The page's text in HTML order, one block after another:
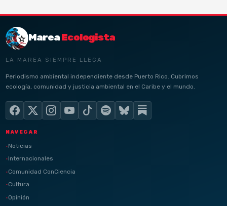
MareaEcologista
LA MAREA SIEMPRE LLEGA
Periodismo ambiental independiente desde Puerto Rico. Cubrimos
ecología, comunidad y justicia ambiental en el Caribe y el mundo.
NAVEGAR
Noticias
Internacionales
Comunidad ConCiencia
Cultura
Opinión